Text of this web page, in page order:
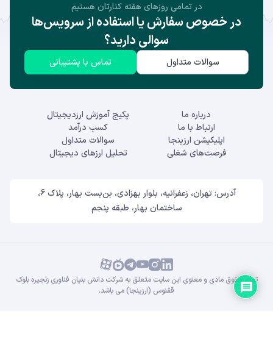
در تمامی روز‌های هفته کنارتان هستیم
در خصوص سفارش یا استفاده از سرویس‌ها
سوالی دارید؟
سوالات متداول تماس با پشتیبانی
درباره ما
ارتباط با ما
اپلیکیشن ارزینجا
فرصت‌های شغلی
پکیج آموزش ارزدیجیتال
کسب درآمد
سوالات متداول
تحلیل ارزهای دیجیتال
آدرس: تهران، زعفرانیه، بلوار بهزادی، بن‌بست بهار، پلاک 6،
ساختمان بهار، طبقه پنجم
تمام حقوق مادی و معنوی این سایت متعلق به شرکت دانش بنیان فناوری زنجیره بلوک
ققنوس (ارزینجا) می باشد.